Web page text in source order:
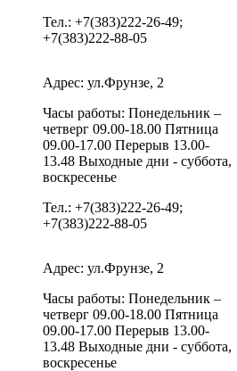
Тел.: +7(383)222-26-49;
+7(383)222-88-05
Адрес: ул.Фрунзе, 2
Часы работы: Понедельник –
четверг 09.00-18.00 Пятница
09.00-17.00 Перерыв 13.00-
13.48 Выходные дни - суббота,
воскресенье
Тел.: +7(383)222-26-49;
+7(383)222-88-05
Адрес: ул.Фрунзе, 2
Часы работы: Понедельник –
четверг 09.00-18.00 Пятница
09.00-17.00 Перерыв 13.00-
13.48 Выходные дни - суббота,
воскресенье